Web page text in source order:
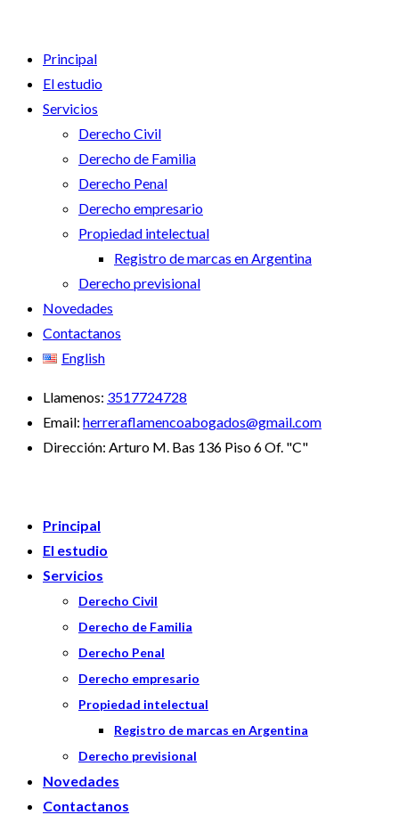
Principal
El estudio
Servicios
Derecho Civil
Derecho de Familia
Derecho Penal
Derecho empresario
Propiedad intelectual
Registro de marcas en Argentina
Derecho previsional
Novedades
Contactanos
English
Llamenos: 3517724728
Email: herreraflamencoabogados@gmail.com
Dirección: Arturo M. Bas 136 Piso 6 Of. "C"
Principal
El estudio
Servicios
Derecho Civil
Derecho de Familia
Derecho Penal
Derecho empresario
Propiedad intelectual
Registro de marcas en Argentina
Derecho previsional
Novedades
Contactanos